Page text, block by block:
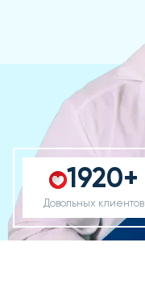
1920+
Довольных клиентов